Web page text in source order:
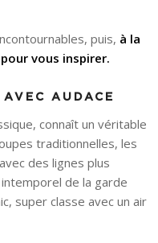
puis, à la
vous inspirer.
AUDACE
connaît un véritable
traditionnelles, les
des lignes plus
de la garde
super classe avec un air